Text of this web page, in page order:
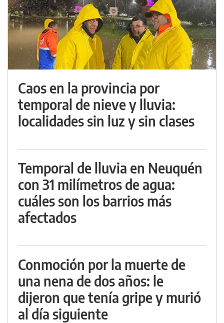
Caos en la provincia por
temporal de nieve y lluvia:
localidades sin luz y sin clases
Temporal de lluvia en Neuquén
con 31 milímetros de agua:
cuáles son los barrios más
afectados
Conmoción por la muerte de
una nena de dos años: le
dijeron que tenía gripe y murió
al día siguiente